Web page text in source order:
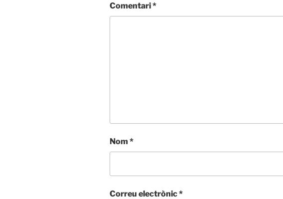
Comentari*
Nom *
Correu electrònic*